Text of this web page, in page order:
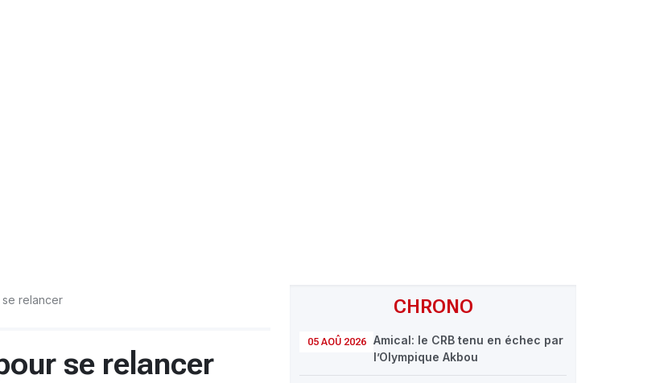
CHRONO
05 AOÛ 2026
Amical: le CRB tenu en échec par
l’Olympique Akbou
se relancer
se relancer